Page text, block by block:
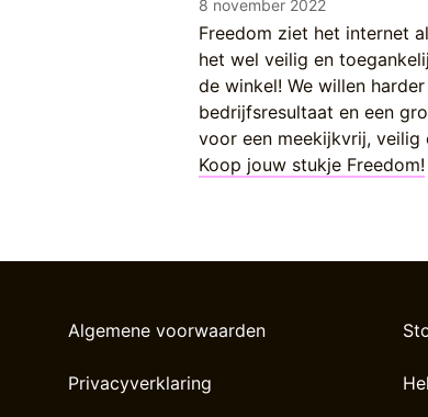
8 november 2022
Freedom ziet het internet
het wel veilig en
de winkel! We willen
bedrijfsresultaat en een
voor een meekijkvrij, veilig
Koop jouw stukje Freedom!
Algemene voorwaarden
Privacyverklaring